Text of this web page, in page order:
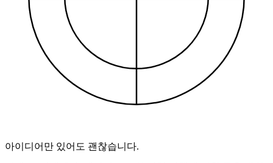
아이디어만 있어도 괜찮습니다.